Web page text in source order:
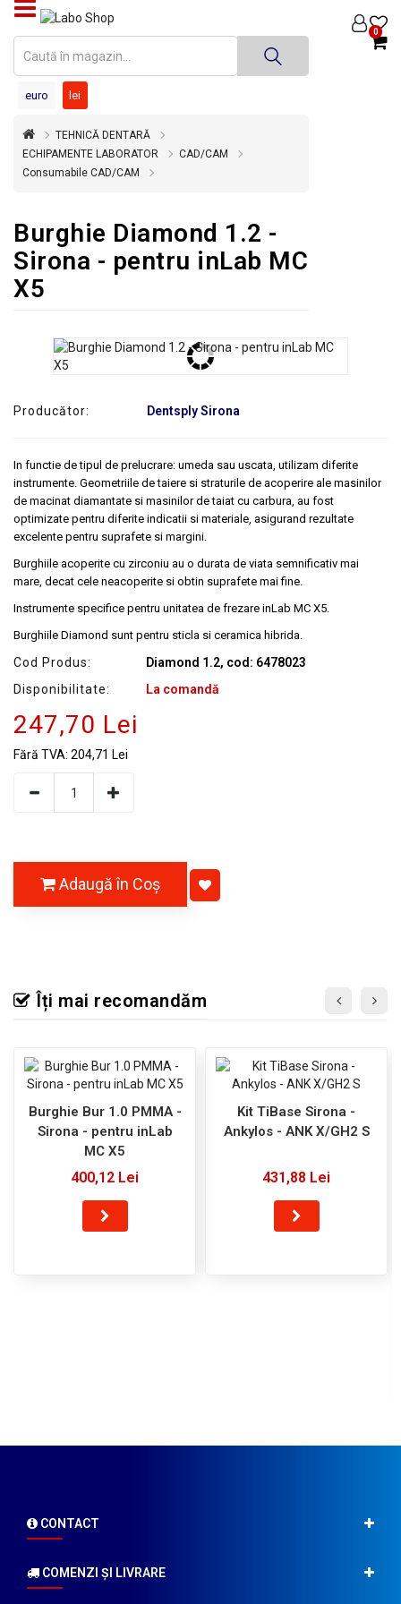
0
PRODUSE
MEDICINĂ
DENTARĂ
TEHNICĂ
DENTARĂ
STERILIZARE
SUPER
OFERTĂ
SECOND
euro lei
TEHNICĂ DENTARĂ
ECHIPAMENTE LABORATOR
CAD/CAM
Consumabile CAD/CAM
Burghie Diamond 1.2 -
Sirona - pentru inLab MC
X5
Producător: Dentsply Sirona
In functie de tipul de prelucrare: umeda sau uscata, utilizam diferite
instrumente. Geometriile de taiere si straturile de acoperire ale masinilor
de macinat diamantate si masinilor de taiat cu carbura, au fost
optimizate pentru diferite indicatii si materiale, asigurand rezultate
excelente pentru suprafete si margini.
Burghiile acoperite cu zirconiu au o durata de viata semnificativ mai
mare, decat cele neacoperite si obtin suprafete mai fine.
Instrumente specifice pentru unitatea de frezare inLab MC X5.
Burghiile Diamond sunt pentru sticla si ceramica hibrida.
Cod Produs:
Diamond 1.2, cod: 6478023
Disponibilitate:
La comandă
247,70 Lei
Fără TVA: 204,71 Lei
Adaugă în Coş
Îți mai recomandăm
Burghie Bur 1.0 PMMA -
Sirona - pentru inLab
MC X5
400,12 Lei
Kit TiBase Sirona -
Ankylos - ANK X/GH2 S
431,88 Lei
CONTACT
COMENZI ŞI LIVRARE